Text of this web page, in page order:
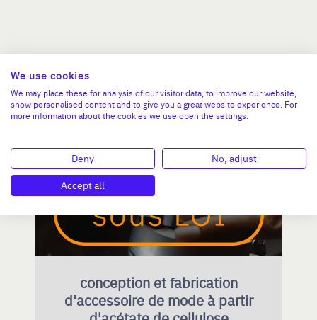
Nos dernières affaires
conception et fabrication
d'accessoire de mode à partir
We use cookies
We may place these for analysis of our visitor data, to improve our website,
show personalised content and to give you a great website experience. For
more information about the cookies we use open the settings.
Deny
No, adjust
Accept all